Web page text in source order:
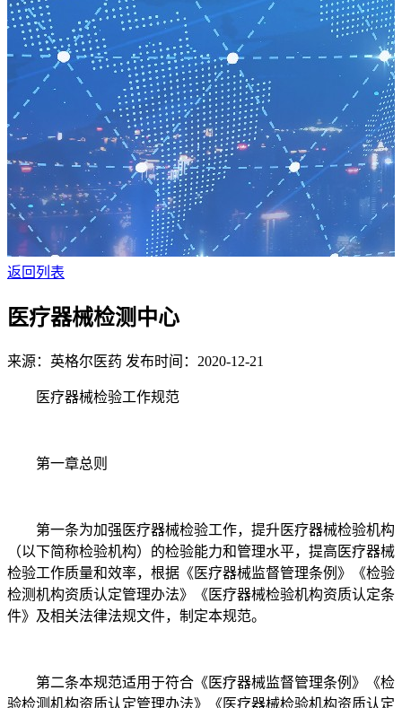
返回列表
医疗器械检测中心
来源：英格尔医药 发布时间：2020-12-21
医疗器械检验工作规范
第一章总则
第一条为加强医疗器械检验工作，提升医疗器械检验机构
（以下简称检验机构）的检验能力和管理水平，提高医疗器械
检验工作质量和效率，根据《医疗器械监督管理条例》《检验
检测机构资质认定管理办法》《医疗器械检验机构资质认定条
件》及相关法律法规文件，制定本规范。
第二条本规范适用于符合《医疗器械监督管理条例》《检
验检测机构资质认定管理办法》《医疗器械检验机构资质认定